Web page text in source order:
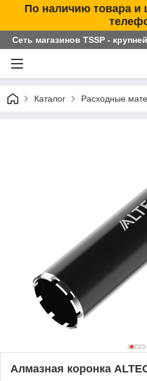
По наличию товара и
Сеть магазинов TSSP -
Каталог Расходные
Алмазная коронка